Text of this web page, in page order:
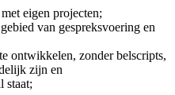
eigen projecten;
van gespreksvoering en
ontwikkelen, zonder belscripts,
zijn en
staat;